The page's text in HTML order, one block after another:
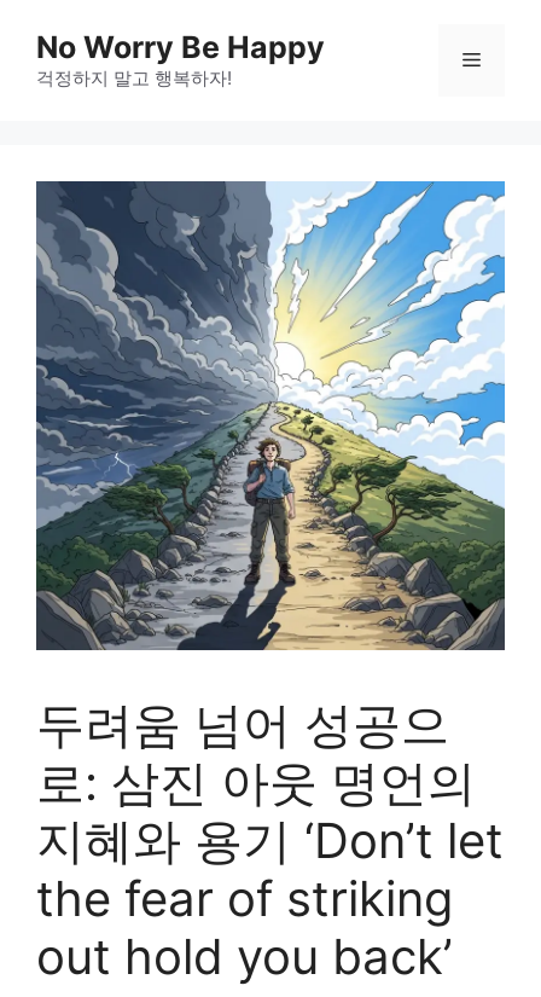
content
No Worry Be Happy
걱정하지 말고 행복하자!
Menu
두려움 넘어 성공으
로: 삼진 아웃 명언의
지혜와 용기 ‘Don’t let
the fear of striking
out hold you back’